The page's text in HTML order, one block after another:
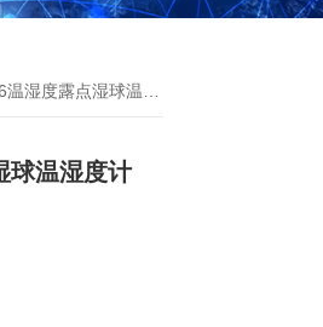
度露点湿球温湿度计
球温湿度计